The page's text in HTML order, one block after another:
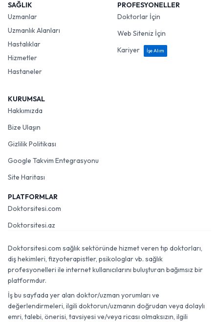
SAĞLIK
Uzmanlar
Uzmanlık Alanları
Hastalıklar
Hizmetler
Hastaneler
PROFESYONELLER
Doktorlar İçin
Web Siteniz İçin
Kariyer
İşe Alım
KURUMSAL
Hakkımızda
Bize Ulaşın
Gizlilik Politikası
Google Takvim Entegrasyonu
Site Haritası
PLATFORMLAR
Doktorsitesi.com
Doktorsitesi.az
Doktorsitesi.com sağlık sektöründe hizmet veren tıp doktorları,
diş hekimleri, fizyoterapistler, psikologlar vb. sağlık
profesyonelleri ile internet kullanıcılarını buluşturan bağımsız bir
platformdur.
İş bu sayfada yer alan doktor/uzman yorumları ve
değerlendirmeleri, ilgili doktorun/uzmanın doğrudan veya dolaylı
emri, talebi, önerisi, tavsiyesi ve/veya ricası olmaksızın, ilgili